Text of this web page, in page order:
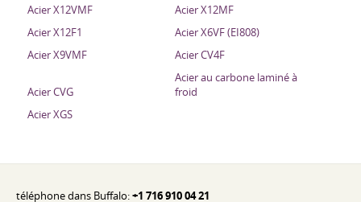
Acier X12VMF
Acier X12MF
Acier X12F1
Acier X6VF (EI808)
Acier X9VMF
Acier CV4F
Acier CVG
Acier au carbone laminé à
froid
Acier XGS
téléphone dans Buffalo:+1 716 910 04 21